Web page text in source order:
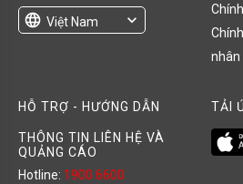
language Việt Nam
expand_more
nhân
HỖ TRỢ - HƯỚNG DẪN
THÔNG TIN LIÊN HỆ VÀ
QUẢNG CÁO
Hotline: 1900 6600
TẢI